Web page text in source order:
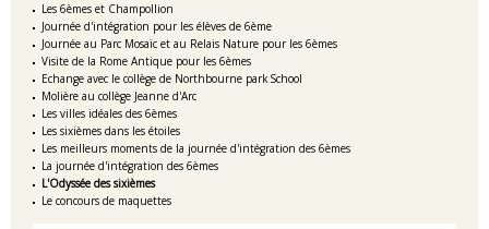
Les 6èmes et Champollion
Journée d'intégration pour les élèves de 6ème
Journée au Parc Mosaïc et au Relais Nature pour les 6èmes
Visite de la Rome Antique pour les 6èmes
Echange avec le collège de Northbourne park School
Molière au collège Jeanne d'Arc
Les villes idéales des 6èmes
Les sixièmes dans les étoiles
Les meilleurs moments de la journée d'intégration des 6èmes
La journée d'intégration des 6èmes
L'Odyssée des sixièmes
Le concours de maquettes